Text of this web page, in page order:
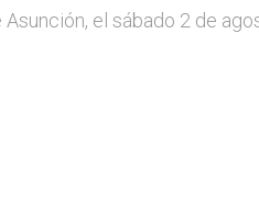
el sábado 2 de